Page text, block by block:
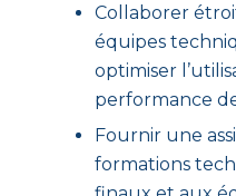
Collaborer
équipes
optimiser
performance
Fournir une
formations